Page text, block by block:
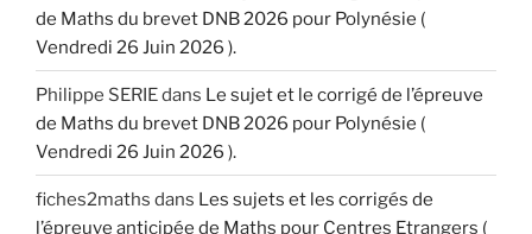
de Maths du brevet DNB 2026 pour Polynésie (
Vendredi 26 Juin 2026 ).
Philippe SERIEdans Le sujet et le corrigé de l’épreuve
de Maths du brevet DNB 2026 pour Polynésie (
Vendredi 26 Juin 2026 ).
fiches2maths dans Les sujets et les corrigés de
l’épreuve anticipée de Maths pour Centres Etrangers (